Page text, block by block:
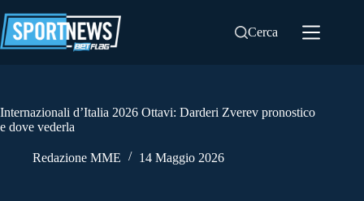
al
contenuto
Cerca
Internazionali d’Italia 2026 Ottavi: Darderi Zverev pronostico
e dove vederla
Redazione MME 14 Maggio 2026